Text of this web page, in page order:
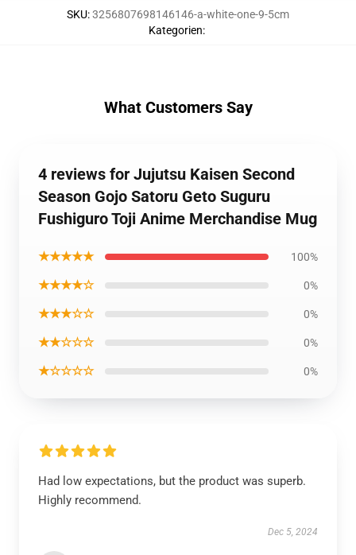
SKU:3256807698146146-a-white-one-9-5cm
Kategorien:
What Customers Say
4 reviews for Jujutsu Kaisen Second
Season Gojo Satoru​ Geto Suguru
Fushiguro Toji Anime Merchandise Mug
★★★★★ 100%
★★★★☆ 0%
★★★☆☆ 0%
★★☆☆☆ 0%
★☆☆☆☆ 0%
Had low expectations, but the product was superb.
Highly recommend.
Dec 5, 2024